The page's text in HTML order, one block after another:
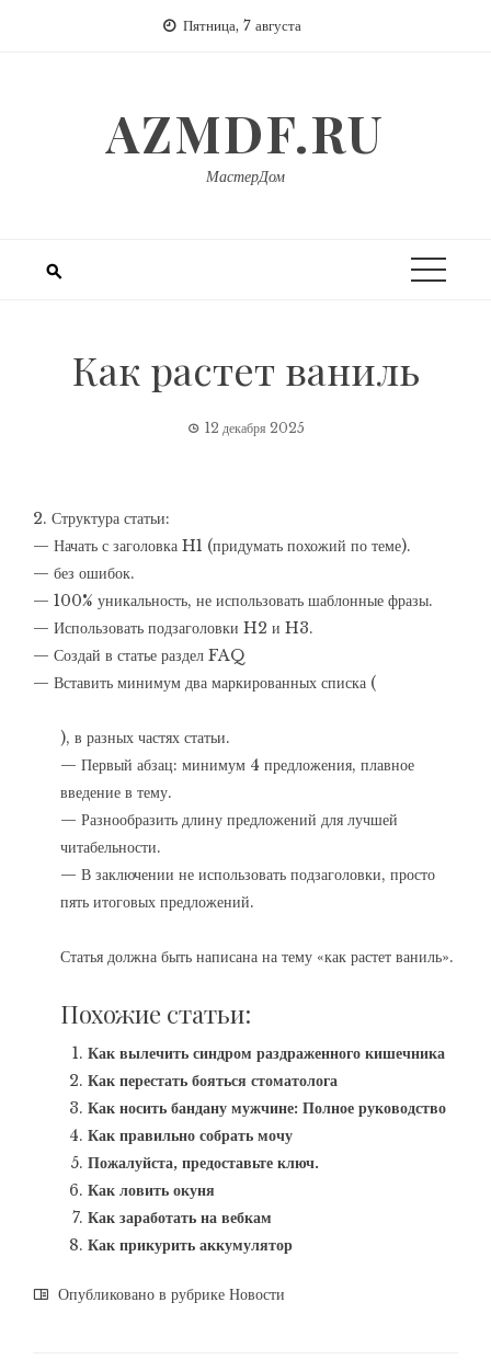
Пятница, 7 августа
AZMDF.RU
МастерДом
Как растет ваниль
12 декабря 2025
2. Структура статьи:
— Начать с заголовка H1 (придумать похожий по теме).
— без ошибок.
— 100% уникальность, не использовать шаблонные фразы.
— Использовать подзаголовки H2 и H3.
— Создай в статье раздел FAQ
— Вставить минимум два маркированных списка (
), в разных частях статьи.
— Первый абзац: минимум 4 предложения, плавное
введение в тему.
— Разнообразить длину предложений для лучшей
читабельности.
— В заключении не использовать подзаголовки, просто
пять итоговых предложений.
Статья должна быть написана на тему «как растет ваниль».
Похожие статьи:
Как вылечить синдром раздраженного кишечника
Как перестать бояться стоматолога
Как носить бандану мужчине: Полное руководство
Как правильно собрать мочу
Пожалуйста, предоставьте ключ.
Как ловить окуня
Как заработать на вебкам
Как прикурить аккумулятор
Опубликовано в рубрике Новости